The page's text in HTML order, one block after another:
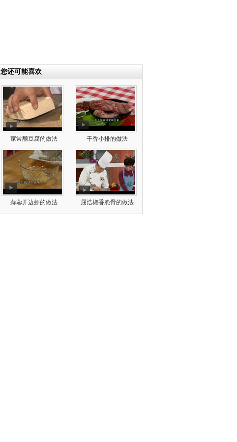
您还可能喜欢
家常酿豆腐的做法 干香小排的做法
蒜蓉开边虾的做法 屈浩椒香脆骨的做法